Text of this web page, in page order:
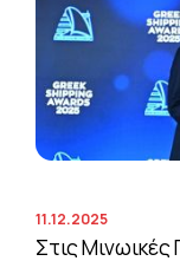
11.12.2025
Στις Μινωικές